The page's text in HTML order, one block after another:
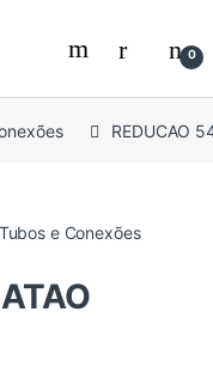
0
REDUCAO
Tubos e Conexões